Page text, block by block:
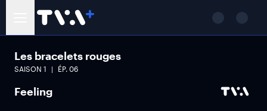
Les bracelets rouges
SAISON 1 ÉP. 06
Feeling